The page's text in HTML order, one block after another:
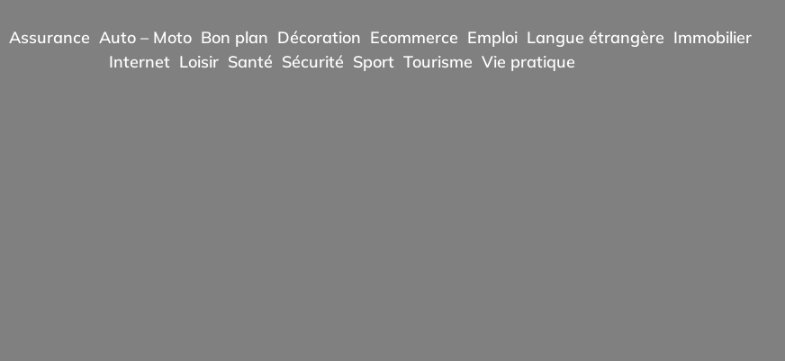
Assurance Auto – Moto Bon plan Décoration Ecommerce Emploi Langue étrangère Immobilier
Internet Loisir Santé Sécurité Sport Tourisme Vie pratique